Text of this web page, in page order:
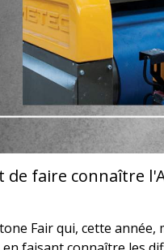
faire connaître
Fair qui, cette année,